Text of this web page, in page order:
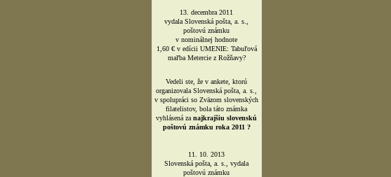
13. decembra 2011
vydala Slovenská pošta, a. s.,
poštovú známku
v nominálnej hodnote
1,60 € v edícii UMENIE: Tabuľová
maľba Metercie z Rožňavy?
Vedeli ste, že v ankete, ktorú
organizovala Slovenská pošta, a. s.,
v spolupráci so Zväzom slovenských
filatelistov, bola táto známka
vyhlásená za najkrajšiu slovenskú
poštovú známku roka 2011 ?
11. 10. 2013
Slovenská pošta, a. s., vydala
poštovú známku